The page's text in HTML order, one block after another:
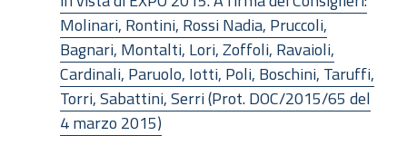
Molinari, Rontini, Rossi Nadia, Pruccoli,
Bagnari, Montalti, Lori, Zoffoli, Ravaioli,
Cardinali, Paruolo, Iotti, Poli, Boschini, Taruffi,
Torri, Sabattini, Serri (Prot. DOC/2015/65 del
4 marzo 2015)